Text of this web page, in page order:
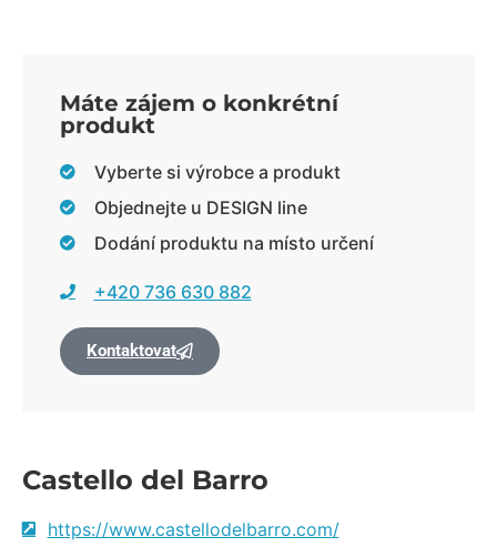
Máte zájem o konkrétní
produkt
Vyberte si výrobce a produkt
Objednejte u DESIGN line
Dodání produktu na místo určení
+420 736 630 882
Kontaktovat
Castello del Barro
https://www.castellodelbarro.com/